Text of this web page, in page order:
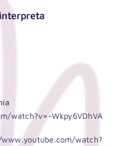
watch?v=-Wkpy6VDhVA
watch?